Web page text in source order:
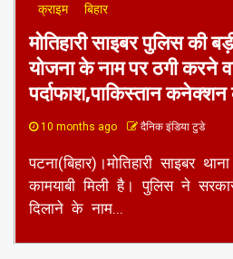
क्राइम बिहार
मोतिहारी साइबर पुलिस की
योजना के नाम पर ठगी करने
पर्दाफाश,पाकिस्तान
10 months ago दैनिक इंडिया टुडे
पटना(बिहार)।मोतिहारी साइबर
कामयाबी मिली है। पुलिस ने
दिलाने के नाम...